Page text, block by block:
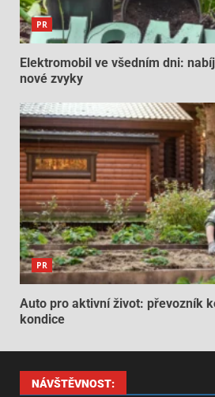
PR
Elektromobil ve všedním dni:
nové zvyky
PR
Auto pro aktivní život: převozník
kondice
NÁVŠTĚVNOST: